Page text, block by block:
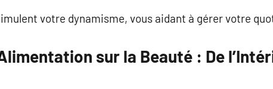
votre dynamisme, vous aidant à gérer votre
sur la Beauté : De